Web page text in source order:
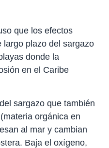
que los efectos
largo plazo del sargazo
donde la
en el Caribe
sargazo que también
orgánica en
al mar y cambian
Baja el oxígeno,